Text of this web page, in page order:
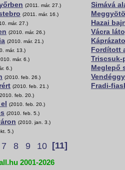
(2011. már. 27.)
(2011. már. 16.)
már. 27.)
(2010. már. 26.)
(2010. már. 21.)
már. 13.)
már. 6.)
6.)
(2010. feb. 26.)
(2010. feb. 21.)
feb. 20.)
(2010. feb. 20.)
(2010. feb. 5.)
(2010. jan. 3.)
5.)
Simává
Hazai
Vácra
Fordított
Triscsuk-
Meglepő
Fradi-
7 8 9 10 [11]
2001-2026